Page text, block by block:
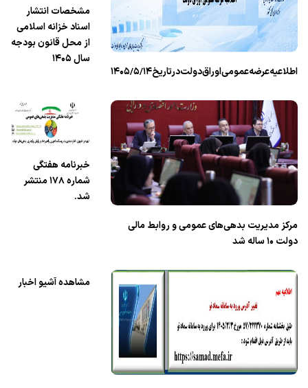
اطلاعیه‌عرضه‌عمومی‌اوراق‌دولت‌درتاریخ۱۴۰۵/۵/۱۴
مشخصات انتشار
اسناد خزانه اسلامی
از محل قانون بودجه
سال ۱۴۰۵
مرکز مدیریت بدهی‌های عمومی و روابط مالی
دولت ۱۰ ساله شد
خبرنامه هفتگی
شماره ۱۷8 منتشر
شد.
مشاهده آشیو اخبار